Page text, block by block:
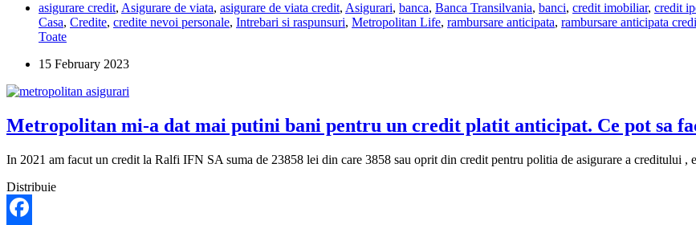
creditul
anticipat,
înapoiază
asigurare credit, Asigurare de viata, asigurare de viata credit, Asigurari, banca, Banca Transilvania, banci, credit imobiliar, credit
Casa, Credite, credite nevoi personale, Intrebari si raspunsuri, Metropolitan Life, rambursare anticipata, rambursare anticipata
Toate
15 February 2023
Metropolitan mi-a dat mai putini bani pentru un credit platit anticipat. Ce pot sa
In 2021 am facut un credit la Ralfi IFN SA suma de 23858 lei din care 3858 sau oprit din credit pentru politia de asigurare a creditului
Distribuie